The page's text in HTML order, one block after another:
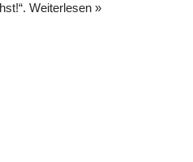
Weiterlesen »